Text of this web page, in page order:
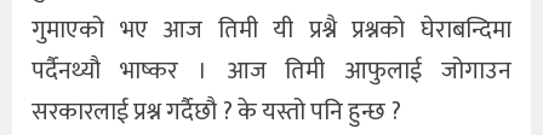
गुमाएको भए आज तिमी यी प्रश्नै प्रश्नको घेराबन्दिमा
पर्दैनथ्यौ भाष्कर । आज तिमी आफुलाई जोगाउन
सरकारलाई प्रश्न गर्दैछौ ? के यस्तो पनि हुन्छ ?